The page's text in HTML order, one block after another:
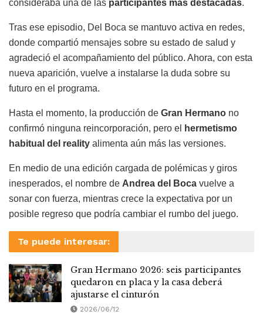
consideraba una de las participantes más destacadas.
Tras ese episodio, Del Boca se mantuvo activa en redes,
donde compartió mensajes sobre su estado de salud y
agradeció el acompañamiento del público. Ahora, con esta
nueva aparición, vuelve a instalarse la duda sobre su
futuro en el programa.
Hasta el momento, la producción de Gran Hermano no
confirmó ninguna reincorporación, pero el
hermetismo
habitual del reality alimenta aún más las versiones.
En medio de una edición cargada de polémicas y giros
inesperados, el nombre de Andrea del Boca vuelve a
sonar con fuerza, mientras crece la expectativa por un
posible regreso que podría cambiar el rumbo del juego.
Te puede interesar:
Gran Hermano 2026: seis participantes
quedaron en placa y la casa deberá
ajustarse el cinturón
2026/06/12